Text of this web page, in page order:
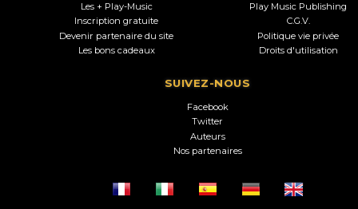
Les + Play-Music
Inscription gratuite
Devenir partenaire du site
Les bons cadeaux
Play Music Publishing
C.G.V.
Politique vie privée
Droits d'utilisation
SUIVEZ-NOUS
Facebook
Twitter
Auteurs
Nos partenaires